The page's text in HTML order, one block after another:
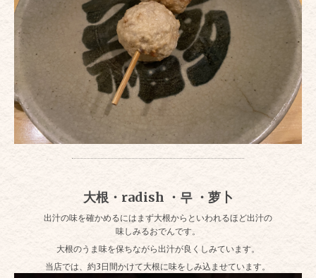
大根・radish ・무 ・萝卜
出汁の味を確かめるにはまず大根からといわれるほど出汁の
味しみるおでんです。
大根のうま味を保ちながら出汁が良くしみています。
当店では、約3日間かけて大根に味をしみ込ませています。